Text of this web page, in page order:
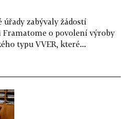
úřady zabývaly žádostí
Framatome o povolení výroby
typu VVER, které...